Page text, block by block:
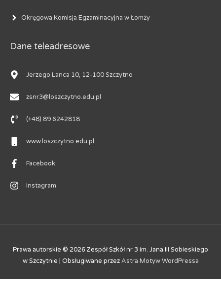
Okręgowa Komisja Egzaminacyjna w Łomży
Dane teleadresowe
Jerzego Lanca 10, 12-100 Szczytno
zsnr3@loszczytno.edu.pl
(+48) 89 6242818
www.loszczytno.edu.pl
Facebook
Instagram
Prawa autorskie © 2026 Zespół Szkół nr 3 im. Jana III Sobieskiego
w Szczytnie | Obsługiwane przezAstra Motyw WordPressa